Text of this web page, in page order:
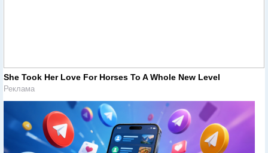
She Took Her Love For Horses To A Whole New Level
Реклама